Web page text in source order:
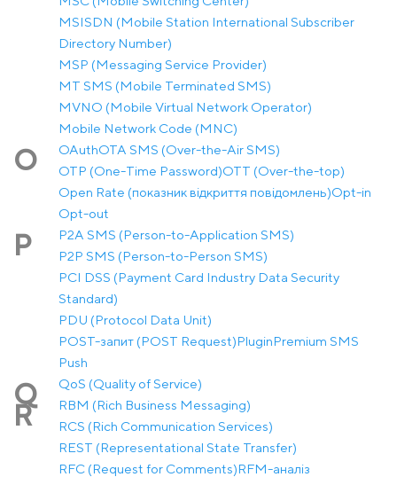
MSISDN (Mobile Station International Subscriber
Directory Number)
MSP (Messaging Service Provider)
MT SMS (Mobile Terminated SMS)
MVNO (Mobile Virtual Network Operator)
Mobile Network Code (MNC)
O OAuthOTA SMS (Over-the-Air SMS)
OTP (One-Time Password)OTT (Over-the-top)
Open Rate (показник відкриття повідомлень)Opt-in
Opt-out
P
P2A SMS (Person-to-Application SMS)
P2P SMS (Person-to-Person SMS)
PCI DSS (Payment Card Industry Data Security
Standard)
PDU (Protocol Data Unit)
POST-запит (POST Request)PluginPremium SMS
Push
Q QoS (Quality of Service)
R
RBM (Rich Business Messaging)
RCS (Rich Communication Services)
REST (Representational State Transfer)
RFC (Request for Comments)RFM-аналіз